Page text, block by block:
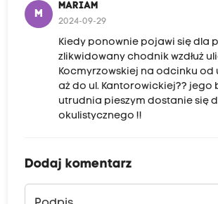
M
MARIAM
2024-09-29
Kiedy ponownie pojawi się dla
zlikwidowany chodnik wzdłuż
Kocmyrzowskiej na odcinku od
aż do ul. Kantorowickiej?? jego
utrudnia pieszym dostanie się
okulistycznego !!
Dodaj komentarz